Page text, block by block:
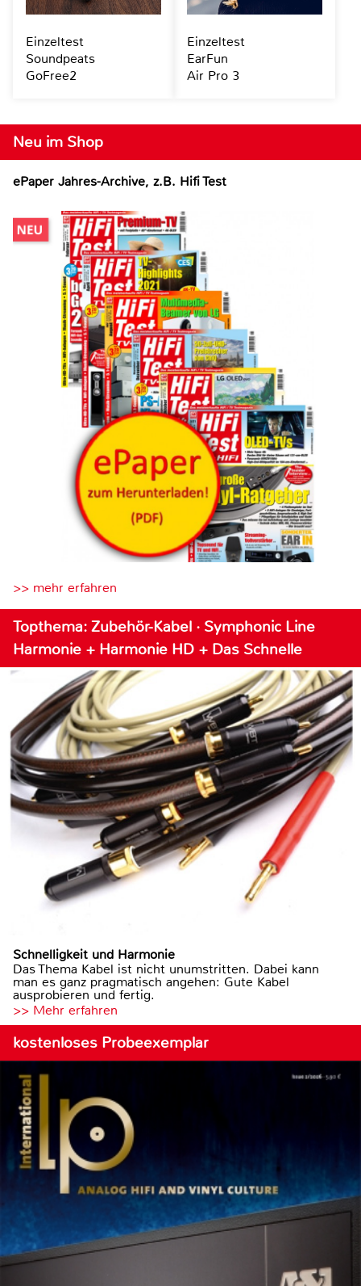
Neu im Shop
ePaper Jahres-Archive, z.B. Hifi Test
>> mehr erfahren
Topthema: Zubehör-Kabel · Symphonic Line
Harmonie + Harmonie HD + Das Schnelle
Schnelligkeit und Harmonie
Das Thema Kabel ist nicht unumstritten. Dabei kann
man es ganz pragmatisch angehen: Gute Kabel
ausprobieren und fertig.
>> Mehr erfahren
kostenloses Probeexemplar
Einzeltest
Soundpeats
GoFree2
Einzeltest
EarFun
Air Pro 3